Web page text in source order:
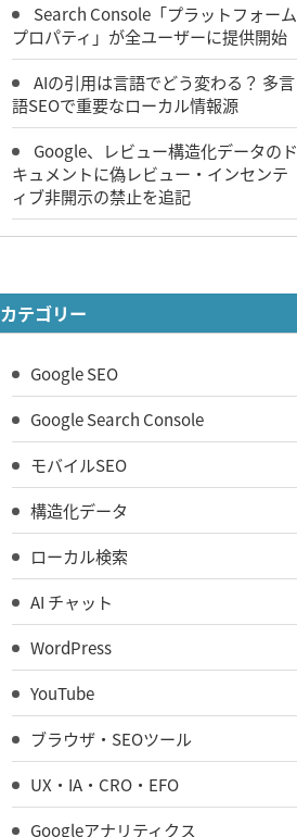
Search Console「プラットフォーム
プロパティ」が全ユーザーに提供開始
AIの引用は言語でどう変わる？ 多言
語SEOで重要なローカル情報源
Google、レビュー構造化データのド
キュメントに偽レビュー・インセンテ
ィブ非開示の禁止を追記
カテゴリー
Google SEO
Google Search Console
モバイルSEO
構造化データ
ローカル検索
AI チャット
WordPress
YouTube
ブラウザ・SEOツール
UX・IA・CRO・EFO
Googleアナリティクス